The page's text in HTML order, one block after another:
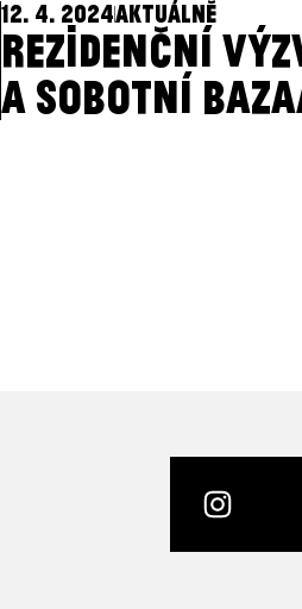
12. 4. 2024AKTUÁLNĚ
REZIDENČNÍ
A SOBOTNÍ